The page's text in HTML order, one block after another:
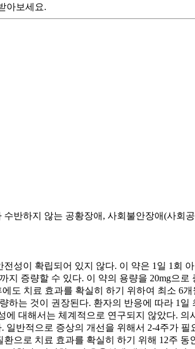
아보세요.
반하지 않는 공황장애, 사회불안장애(사회
성이 확립되어 있지 않다. 이 약은 1일 1회
지 증량할 수 있다. 이 약의 용량을 20mg으
도 치료 효과를 확실히 하기 위하여 최소 6
하는 것이 권장된다. 환자의 반응에 따라 1
에 대해서는 체계적으로 연구되지 않았다.
일반적으로 증상의 개선을 위해서 2-4주가
으로 치료 효과를 확실히 하기 위해 12주